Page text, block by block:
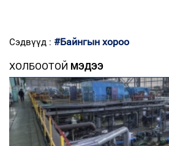
Сэдвүүд : #Байнгын хороо
ХОЛБООТОЙ МЭДЭЭ